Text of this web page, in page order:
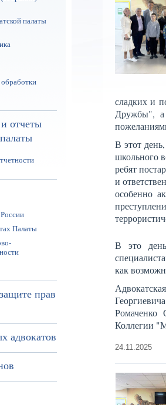
сладких и
Дружбы", а
В этот
школьного
ребят
и
особенно
В это
как
Ромаченко
Коллегии
24.11.2025
палаты
отчеты
Палаты
прав
адвокатов